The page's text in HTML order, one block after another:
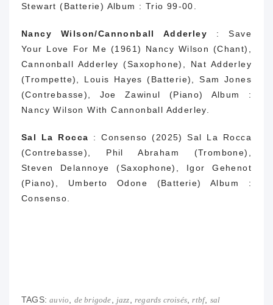
Stewart (Batterie) Album : Trio 99-00.
Nancy Wilson/Cannonball Adderley : Save
Your Love For Me (1961) Nancy Wilson (Chant),
Cannonball Adderley (Saxophone), Nat Adderley
(Trompette), Louis Hayes (Batterie), Sam Jones
(Contrebasse), Joe Zawinul (Piano) Album :
Nancy Wilson With Cannonball Adderley.
Sal La Rocca : Consenso (2025) Sal La Rocca
(Contrebasse), Phil Abraham (Trombone),
Steven Delannoye (Saxophone), Igor Gehenot
(Piano), Umberto Odone (Batterie) Album :
Consenso.
TAGS:auvio de brigode jazz ,regards croisés ,rtbf, sal